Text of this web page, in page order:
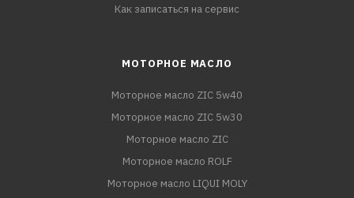
Как записаться на сервис
МОТОРНОЕ МАСЛО
Моторное масло ZIC 5w40
Моторное масло ZIC 5w30
Моторное масло ZIC
Моторное масло ROLF
Моторное масло LIQUI MOLY